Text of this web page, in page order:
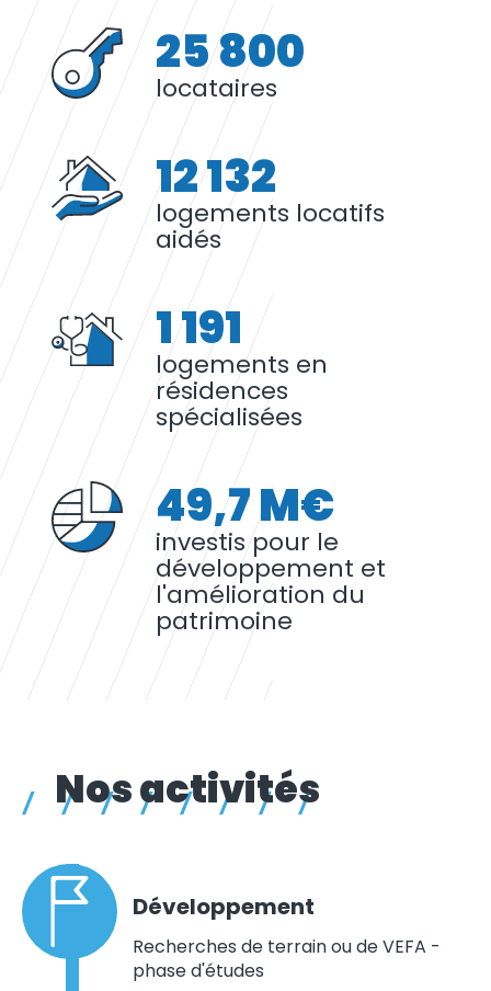
25 800
locataires
12 132
logements locatifs
aidés
1 191
logements en
résidences
spécialisées
49,7 M€
investis pour le
développement et
l'amélioration du
patrimoine
Nos activités
Développement
Recherches de terrain ou de VEFA -
phase d'études